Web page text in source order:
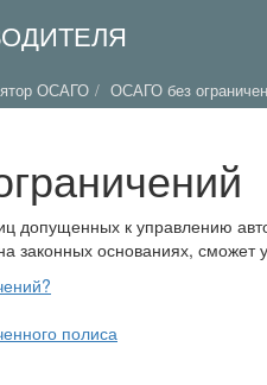
ОСАГО ОСАГО без
допущенных к управлению
законных основаниях, сможет
полиса